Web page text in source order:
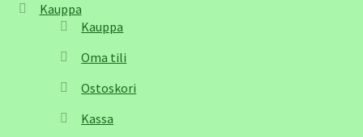
Kauppa
Kauppa
Oma tili
Ostoskori
Kassa